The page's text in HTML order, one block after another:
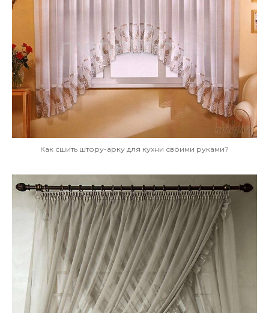
Как сшить штору-арку для кухни своими руками?